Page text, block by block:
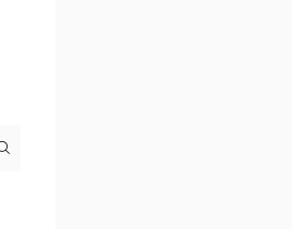
Routebeschrijving
naar